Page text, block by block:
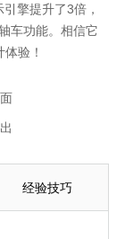
擎提升了3倍，
车功能。相信它
验！
经验技巧